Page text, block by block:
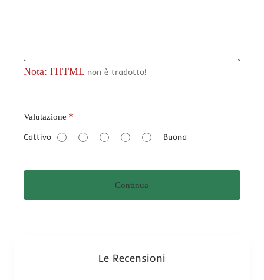
Nota: l'HTML non è tradotto!
V
l
t
z
Valutazione
Cattivo Buona
Continua
Le Recensioni